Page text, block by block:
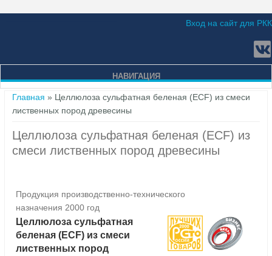
Вход на сайт для РКК
НАВИГАЦИЯ
Вы здесь
Главная » Целлюлоза сульфатная беленая (ECF) из смеси
лиственных пород древесины
Целлюлоза сульфатная беленая (ECF) из
смеси лиственных пород древесины
Продукция производственно-технического
назначения 2000 год
Целлюлоза сульфатная
беленая (ECF) из смеси
лиственных пород